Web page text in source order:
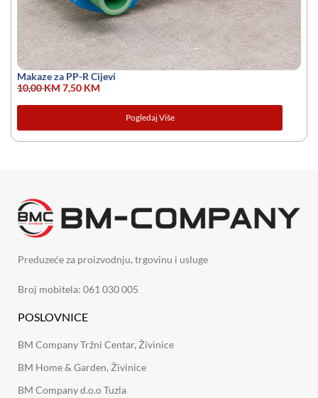
Makaze za PP-R Cijevi
10,00KM7,50 KM
Pogledaj Više
Preduzeće za proizvodnju, trgovinu i usluge
Broj mobitela: 061 030 005
POSLOVNICE
BM Company Tržni Centar, Živinice
BM Home & Garden, Živinice
BM Company d.o.o Tuzla